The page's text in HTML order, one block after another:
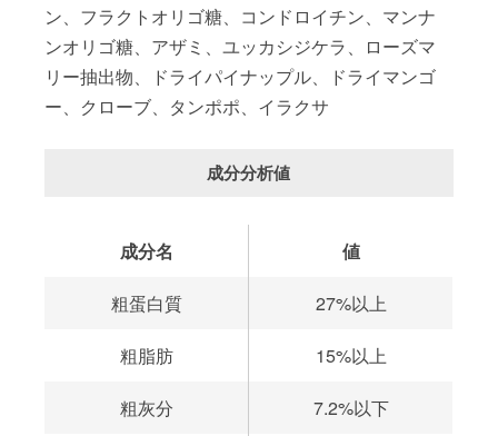
ン、フラクトオリゴ糖、コンドロイチン、マンナ
ンオリゴ糖、アザミ、ユッカシジケラ、ローズマ
リー抽出物、ドライパイナップル、ドライマンゴ
ー、クローブ、タンポポ、イラクサ
成分分析値
成分名 値
粗蛋白質 27%以上
粗脂肪 15%以上
粗灰分 7.2%以下